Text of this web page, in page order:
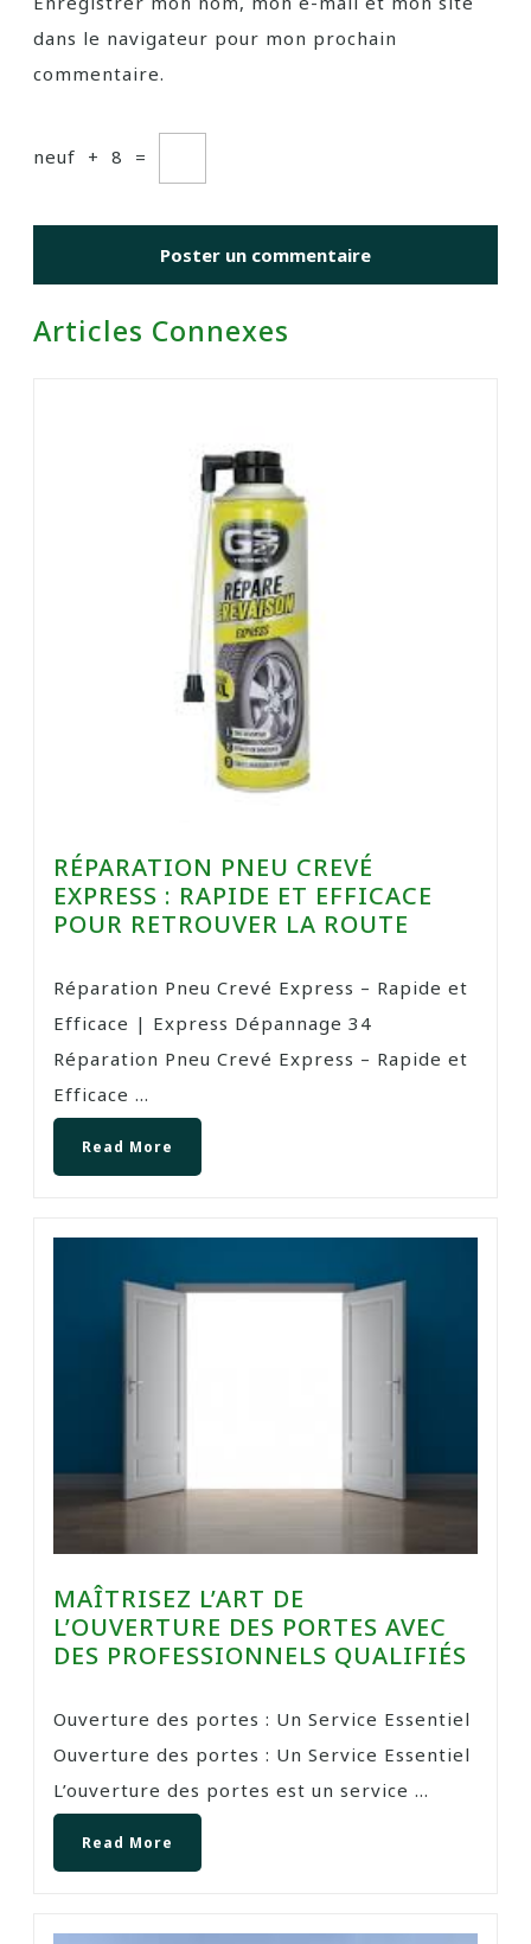
dans le navigateur pour mon prochain
commentaire.
neuf + 8 =
Articles Connexes
RÉPARATION PNEU CREVÉ
EXPRESS : RAPIDE ET EFFICACE
POUR RETROUVER LA ROUTE
Réparation Pneu Crevé Express – Rapide et
Efficace | Express Dépannage 34
Réparation Pneu Crevé Express – Rapide et
Efficace ...
Read More
MAÎTRISEZ L’ART DE
L’OUVERTURE DES PORTES AVEC
DES PROFESSIONNELS QUALIFIÉS
Ouverture des portes : Un Service Essentiel
Ouverture des portes : Un Service Essentiel
L’ouverture des portes est un service ...
Read More